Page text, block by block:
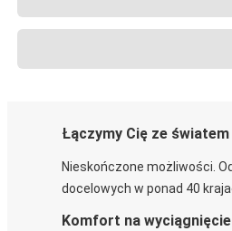
Łączymy Cię ze światem
Nieskończone możliwości.
docelowych w ponad 40
Komfort na